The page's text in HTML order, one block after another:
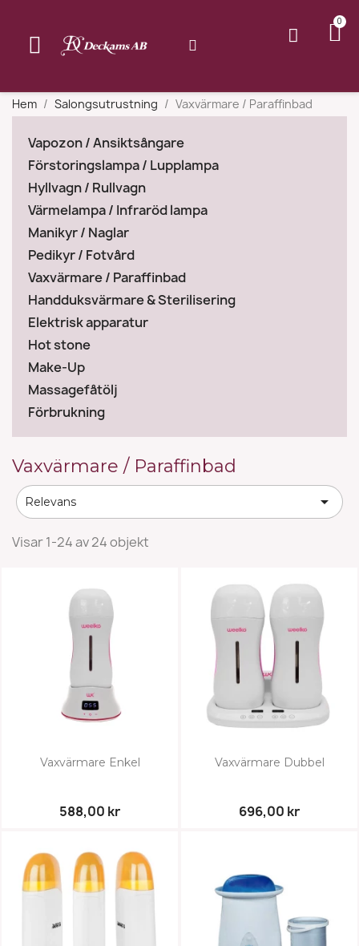
Hem Salongsutrustning Vaxvärmare / Paraffinbad
Vapozon / Ansiktsångare
Förstoringslampa / Lupplampa
Hyllvagn / Rullvagn
Värmelampa / Infraröd lampa
Manikyr / Naglar
Pedikyr / Fotvård
Vaxvärmare / Paraffinbad
Handduksvärmare & Sterilisering
Elektrisk apparatur
Hot stone
Make-Up
Massagefåtölj
Förbrukning
Vaxvärmare / Paraffinbad
Relevans 
Visar 1-24 av 24 objekt
Vaxvärmare Enkel
588,00 kr
Vaxvärmare Dubbel
696,00 kr